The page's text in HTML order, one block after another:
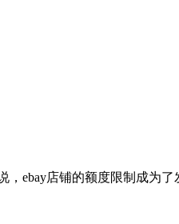
ebay店铺的额度限制成为